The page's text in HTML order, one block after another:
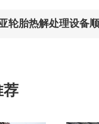
轮胎热解处理设备
荐